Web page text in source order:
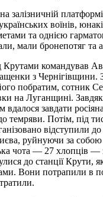
залiзничнiй
воїнів,
та однією
мали бронепотяг та
командував
з Чернігівщини.
побратим, сотник
на Луганщині.
вдалося завдати
темряви. Потім, під
відступили
руйнуючи за собою
чота — 27 хлопців —
до станції Крути,
Вони потрапили в